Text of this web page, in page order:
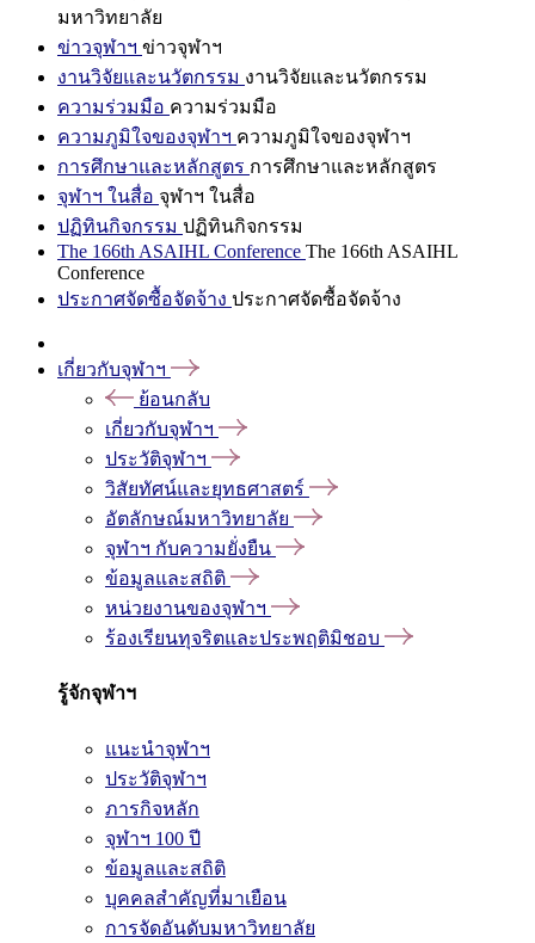
มหาวิทยาลัย
ข่าวจุฬาฯ ข่าวจุฬาฯ
งานวิจัยและนวัตกรรม งานวิจัยและนวัตกรรม
ความร่วมมือ ความร่วมมือ
ความภูมิใจของจุฬาฯ ความภูมิใจของจุฬาฯ
การศึกษาและหลักสูตร การศึกษาและหลักสูตร
จุฬาฯ ในสื่อ จุฬาฯ ในสื่อ
ปฏิทินกิจกรรม ปฏิทินกิจกรรม
The 166th ASAIHL Conference The 166th ASAIHL
Conference
ประกาศจัดซื้อจัดจ้าง ประกาศจัดซื้อจัดจ้าง
เกี่ยวกับจุฬาฯ
ย้อนกลับ
เกี่ยวกับจุฬาฯ
ประวัติจุฬาฯ
วิสัยทัศน์และยุทธศาสตร์
อัตลักษณ์มหาวิทยาลัย
จุฬาฯ กับความยั่งยืน
ข้อมูลและสถิติ
หน่วยงานของจุฬาฯ
ร้องเรียนทุจริตและประพฤติมิชอบ
รู้จักจุฬาฯ
แนะนำจุฬาฯ
ประวัติจุฬาฯ
ภารกิจหลัก
จุฬาฯ 100 ปี
ข้อมูลและสถิติ
บุคคลสำคัญที่มาเยือน
การจัดอันดับมหาวิทยาลัย